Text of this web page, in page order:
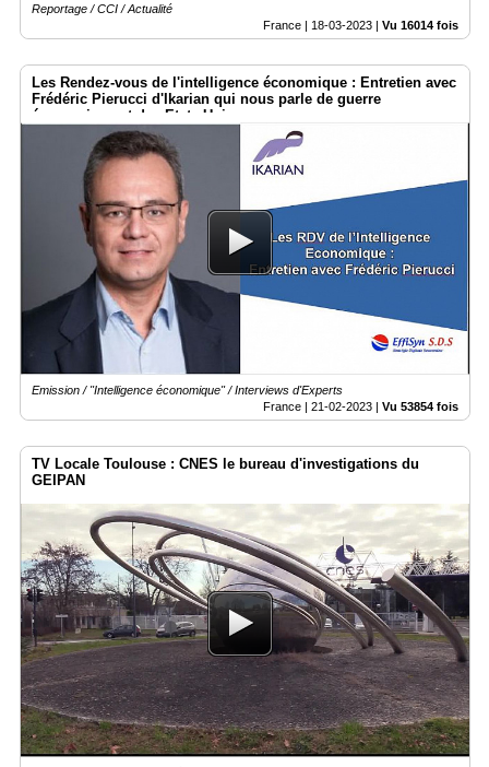
Reportage / CCI / Actualité
France | 18-03-2023 | Vu 16014 fois
Les Rendez-vous de l'intelligence économique : Entretien avec
Frédéric Pierucci d'Ikarian qui nous parle de guerre
économique et des Etats-Unis
Emission / "Intelligence économique" / Interviews d'Experts
France | 21-02-2023 Vu 53854 fois
TV Locale Toulouse : CNES le bureau d'investigations du
GEIPAN